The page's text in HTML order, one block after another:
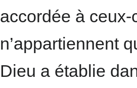
accordée à
n’appartiennent
Dieu a établie